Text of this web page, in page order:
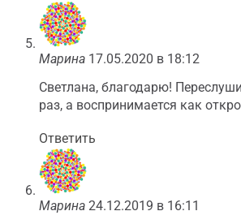
Марина 17.05.2020 в 18:12
Светлана, благодарю!
раз, а воспринимается как
Ответить
Марина 24.12.2019 в 16:11